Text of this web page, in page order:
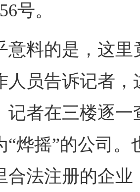
号。
意料的是，这
人员告诉记者
记者在三楼逐
“烨摇”的公司
合法注册的企